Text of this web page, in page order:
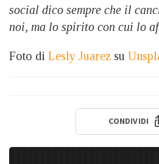
social dico sempre che il
noi, ma lo spirito con cui lo
Foto di Lesly Juarez su
CONDIVIDI